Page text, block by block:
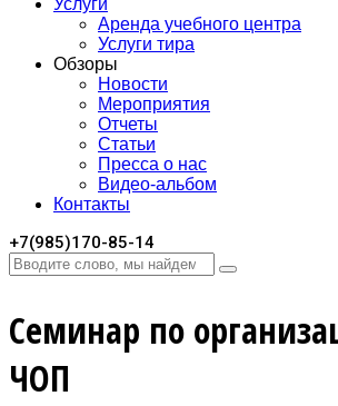
Услуги
Аренда учебного центра
Услуги тира
Обзоры
Новости
Мероприятия
Отчеты
Статьи
Пресса о нас
Видео-альбом
Контакты
+7(985)170-85-14
Семинар по
ЧОП